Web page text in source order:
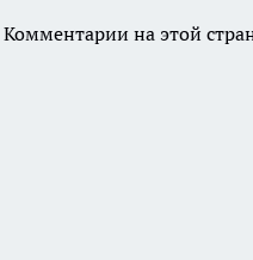
Комментарии на этой